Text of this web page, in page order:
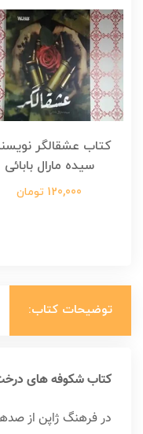
کتاب عشقالگر
سیده مارال بابائی
120,000 تومان
توضیحات کتاب:
کتاب شکوفه های
در فرهنگ ژاپن از